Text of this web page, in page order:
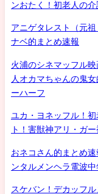
ンおたく！初老人の
アニゲタレスト（元
ナベ的まとめ速報
火浦のシネマッフル
人オカマちゃんの鬼
ーハーフ
ユカ・ヨネッフル！
ト！害獣神アリ・ガ
おネコさん的まとめ
ンタルメンヘラ電波
スケバン！デカッフ